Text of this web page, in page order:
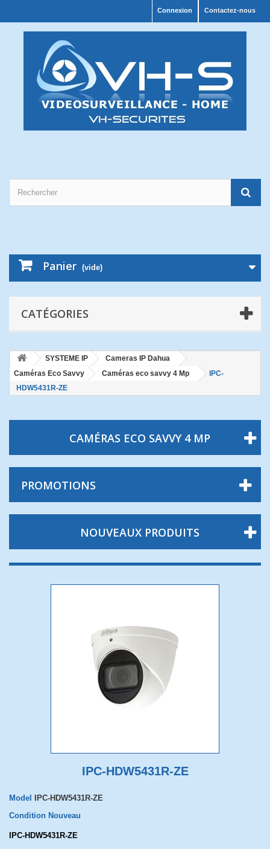
Contactez-nous
Connexion
Panier (vide)
CATÉGORIES
SYSTEME IP
Cameras IP Dahua
Caméras Eco Savvy
Caméras eco savvy 4 Mp
IPC-
HDW5431R-ZE
CAMÉRAS ECO SAVVY 4 MP
PROMOTIONS
NOUVEAUX PRODUITS
IPC-HDW5431R-ZE
Model
IPC-HDW5431R-ZE
Condition Nouveau
IPC-HDW5431R-ZE